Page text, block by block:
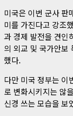
미국은 이번 군사 판
미를 가진다고 강조
과 경제 발전을 견인
의 외교 및 국가안보
했다.
다만 미국 정부는 이
로 변화시키지는 않
신경 쓰는 모습을 보